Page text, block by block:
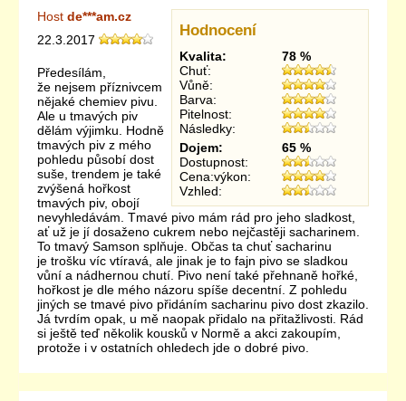
Hodnocení
Kvalita:
78 %
Chuť:
Vůně:
Barva:
Pitelnost:
Následky:
Dojem:
65 %
Dostupnost:
Cena:výkon:
Vzhled:
Host de***am.cz
22.3.2017
Předesílám,
že nejsem příznivcem
nějaké chemiev pivu.
Ale u tmavých piv
dělám výjimku. Hodně
tmavých piv z mého
pohledu působí dost
suše, trendem je také
zvýšená hořkost
tmavých piv, obojí
nevyhledávám. Tmavé pivo mám rád pro jeho sladkost,
ať už je jí dosaženo cukrem nebo nejčastěji sacharinem.
To tmavý Samson splňuje. Občas ta chuť sacharinu
je trošku víc vtíravá, ale jinak je to fajn pivo se sladkou
vůní a nádhernou chutí. Pivo není také přehnaně hořké,
hořkost je dle mého názoru spíše decentní. Z pohledu
jiných se tmavé pivo přidáním sacharinu pivo dost zkazilo.
Já tvrdím opak, u mě naopak přidalo na přitažlivosti. Rád
si ještě teď několik kousků v Normě a akci zakoupím,
protože i v ostatních ohledech jde o dobré pivo.